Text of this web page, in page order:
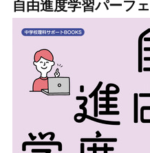
自由進度学習パーフ